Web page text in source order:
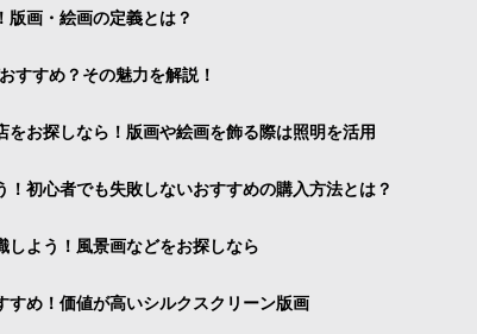
版画・絵画の定義とは？
すすめ？その魅力を解説！
をお探しなら！版画や絵画を飾る際は照明を活用
！初心者でも失敗しないおすすめの購入方法とは？
しよう！風景画などをお探しなら
すめ！価値が高いシルクスクリーン版画